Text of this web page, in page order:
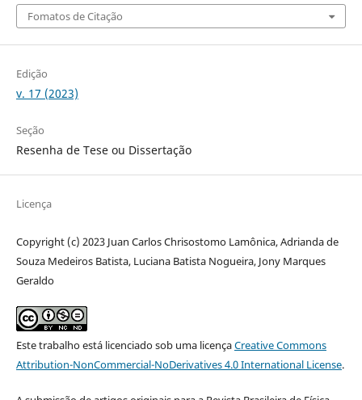
Fomatos de Citação
Edição
v. 17 (2023)
Seção
Resenha de Tese ou Dissertação
Licença
Copyright (c) 2023 Juan Carlos Chrisostomo Lamônica, Adrianda de
Souza Medeiros Batista, Luciana Batista Nogueira, Jony Marques
Geraldo
Este trabalho está licenciado sob uma licençaCreative Commons
Attribution-NonCommercial-NoDerivatives 4.0 International License.